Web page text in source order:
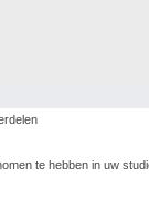
te hebben in uw